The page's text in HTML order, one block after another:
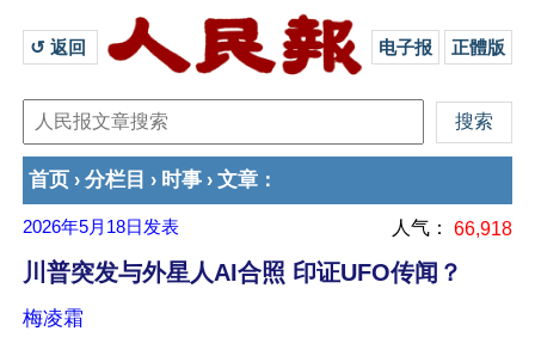
↺ 返回 电子报 正體版
首页 › 分栏目 › 时事 › 文章 ：
2026年5月18日 发表 人气： 66,918
川普突发与外星人AI合照 印证UFO传闻？
梅凌霜